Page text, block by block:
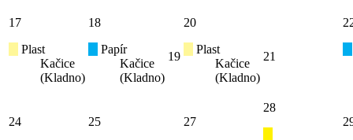
17
Plast
Kačice
(Kladno)
18
Papír
Kačice
(Kladno)
19
20
Plast
Kačice
(Kladno)
21
24
25
27
28